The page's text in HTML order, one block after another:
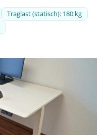
Traglast (statisch): 180 kg